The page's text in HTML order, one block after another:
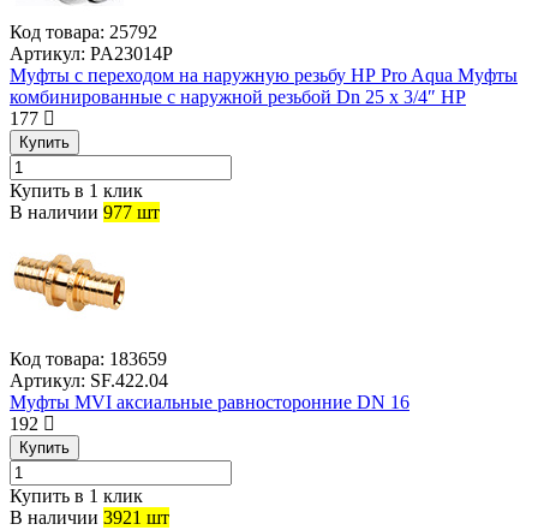
Код товара: 25792
Артикул: PA23014P
Муфты с переходом на наружную резьбу НР Pro Aqua Муфты
комбинированные с наружной резьбой Dn 25 х 3/4″ НР
177
Купить
Купить в 1 клик
В наличии 977 шт
Код товара: 183659
Артикул: SF.422.04
Муфты MVI аксиальные равносторонние DN 16
192
Купить
Купить в 1 клик
В наличии 3921 шт